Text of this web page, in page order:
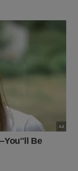
evita
urbanas sem a
altamente
com